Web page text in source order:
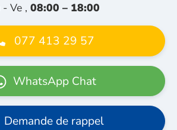
- Ve , 08:00 – 18:00
077 413 29 57
WhatsApp Chat
Demande de rappel